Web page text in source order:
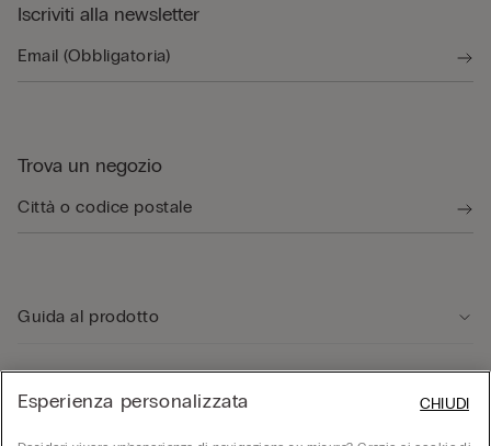
Iscriviti alla newsletter
Trova un negozio
Guida al prodotto
Esperienza personalizzata CHIUDI